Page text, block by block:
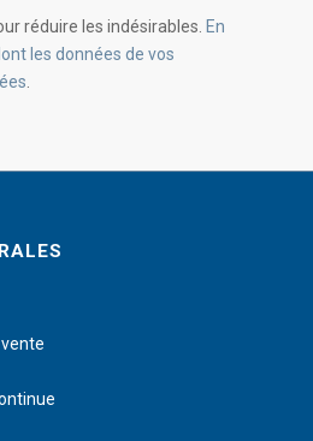
réduire les indésirables. En
les données de vos